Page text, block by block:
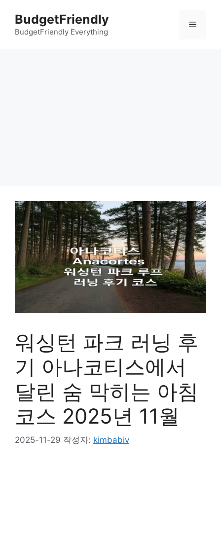
BudgetFriendly
BudgetFriendly Everything
메
워싱턴 파크 러닝 후
기 아나코티스에서
달린 숨 막히는 아침
코스 2025년 11월
2025-11-29 작성자: kimbabiv